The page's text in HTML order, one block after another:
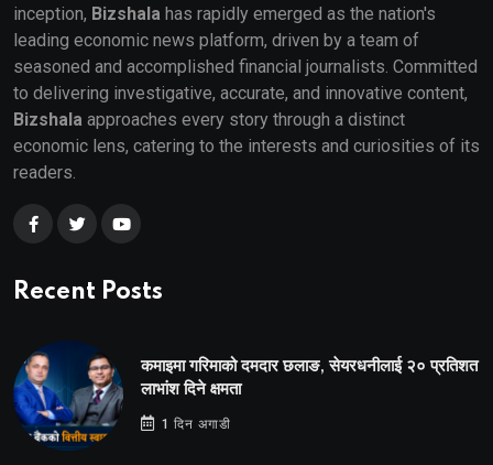
inception, Bizshala has rapidly emerged as the nation's
leading economic news platform, driven by a team of
seasoned and accomplished financial journalists. Committed
to delivering investigative, accurate, and innovative content,
Bizshala approaches every story through a distinct
economic lens, catering to the interests and curiosities of its
readers.
Recent Posts
कमाइमा गरिमाको दमदार छलाङ, सेयरधनीलाई २० प्रतिशत
लाभांश दिने क्षमता
1 दिन अगाडी